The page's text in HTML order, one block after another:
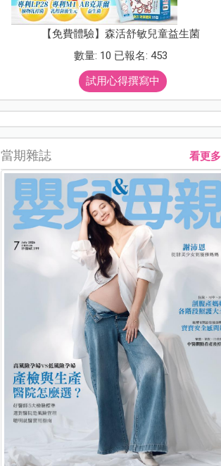
【免費體驗】森活舒敏兒童益生菌
數量: 10 已報名: 453
試用心得撰寫中
當期雜誌 看更多